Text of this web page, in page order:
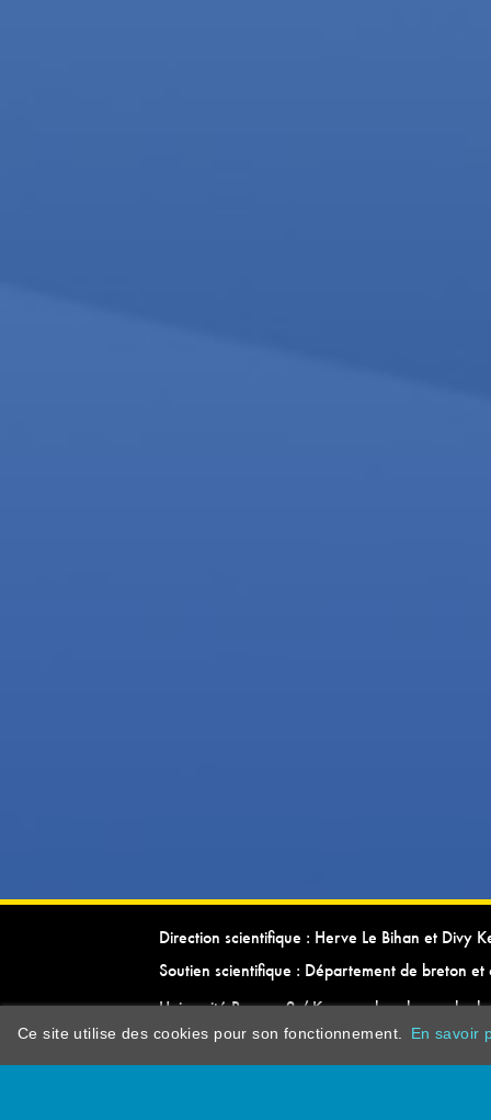
Direction scientifique : Herve Le Bihan et Divy
Soutien scientifique : Département de breton et
Université Rennes 2 / Kevrenn brezhoneg ha
Ce site utilise des cookies pour son fonctionnement. En savoir